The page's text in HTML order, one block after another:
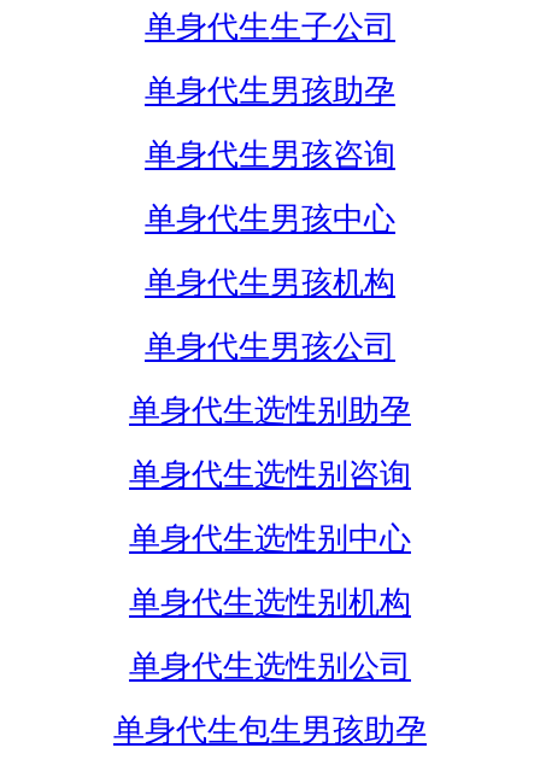
单身代生生子公司
单身代生男孩助孕
单身代生男孩咨询
单身代生男孩中心
单身代生男孩机构
单身代生男孩公司
单身代生选性别助孕
单身代生选性别咨询
单身代生选性别中心
单身代生选性别机构
单身代生选性别公司
单身代生包生男孩助孕